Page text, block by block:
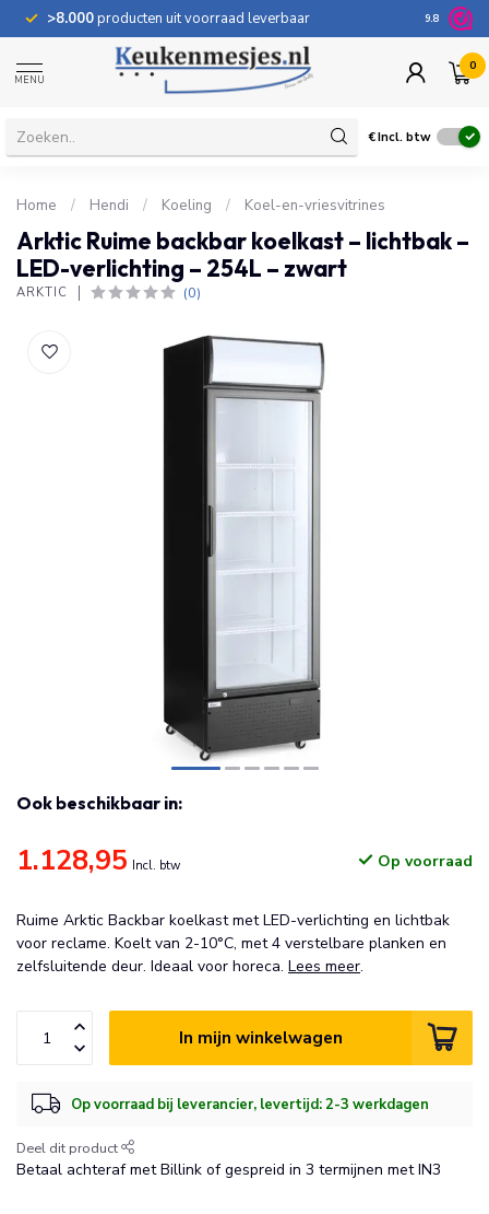
>8.000producten uit voorraad leverbaar 100
9.8
MENU
0
€Incl. btw
Home / Hendi / Koeling / Koel-en-vriesvitrines
Arktic Ruime backbar koelkast – lichtbak –
LED-verlichting – 254L – zwart
ARKTIC (0)
Ook beschikbaar in:
1.128,95 Incl. btw Op voorraad
Ruime Arktic Backbar koelkast met LED-verlichting en lichtbak
voor reclame. Koelt van 2-10°C, met 4 verstelbare planken en
zelfsluitende deur. Ideaal voor horeca. Lees meer.
In mijn winkelwagen
Op voorraad bij leverancier, levertijd: 2-3 werkdagen
Deel dit product
Betaal achteraf met Billink of gespreid in 3 termijnen met IN3